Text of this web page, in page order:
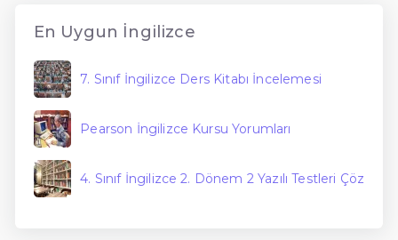
En Uygun İngilizce
7. Sınıf İngilizce Ders Kitabı İncelemesi
Pearson İngilizce Kursu Yorumları
4. Sınıf İngilizce 2. Dönem 2 Yazılı Testleri Çöz